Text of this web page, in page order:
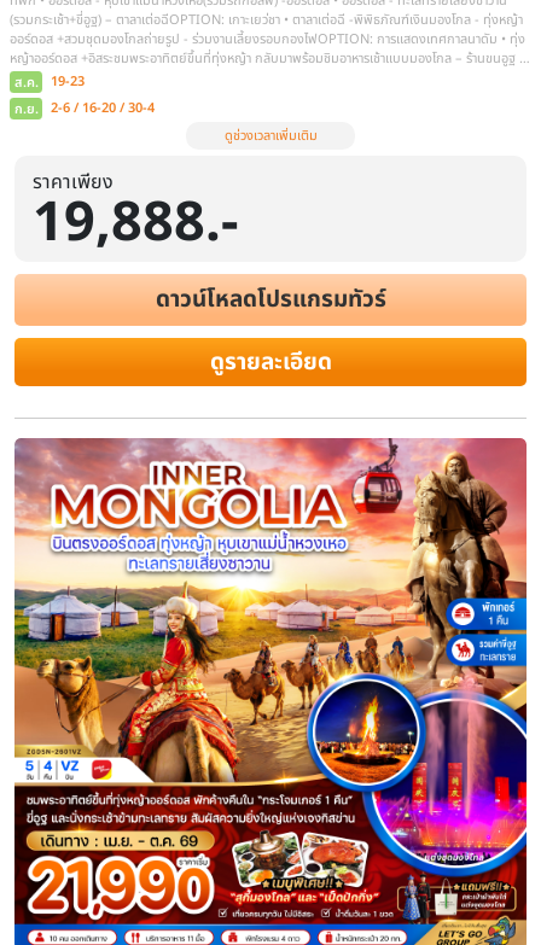
ทัวร์มองโกเลียใน สงกรานต์ 2569 ฮูฮ
ฮาตา ทุ่งหญ้าออร์ดอส ทะเลทรายเซี่ยง
อู่ลานมู่หลุน 6 วัน 5 คืน (พักกระโจม ใ
รูป) รวมกระเช้าขึ้น-ลง ทะเลทรายเสี่ย
ระยะเวลา โรงแรม สายการบิน
ไฮไลท์ท่าอากาศยานนานาชาติสุวรรณภูมิ - สนามบินนานาชาติออร์โดส เอ
ที่พัก • ออร์ดอส - ทุ่งหญ้าออร์ดอส – พิธีต้อนรับแขกสไตล์มองโกล+รวม
รูปOPTION: การแสดงเทศกาลนาดัม • ทุ่งหญ้าออร์ดอส +อิสระชมพ
พร้อมชิมอาหารเช้าแบบมองโกล –ทะเลทรายเสี่ยงซาวาน (รวมกระเช้า+
เกาะเยว่ชา • เมืองต้าลาฉี – ฮูฮอต – สุสานวังเจ้าจุน – วัดต้าเจา – ถนน
ฉาหยูโฮ่วฉี – อุทยานภูเขาไฟอูลันฮาตา+รวมใส่ชุดอวกาศถ่า
9-14 / 14-19 / 23-28 / 28-2
ก.ย. 6-11 / 11-16 / 20-25 / 25-30
ดูช่วงเวลาเพิ่มเติม
ราคาเพียง
19,888.-
ดาวน์โหลดโปรแกรมทัวร์
ดูรายละเอียด